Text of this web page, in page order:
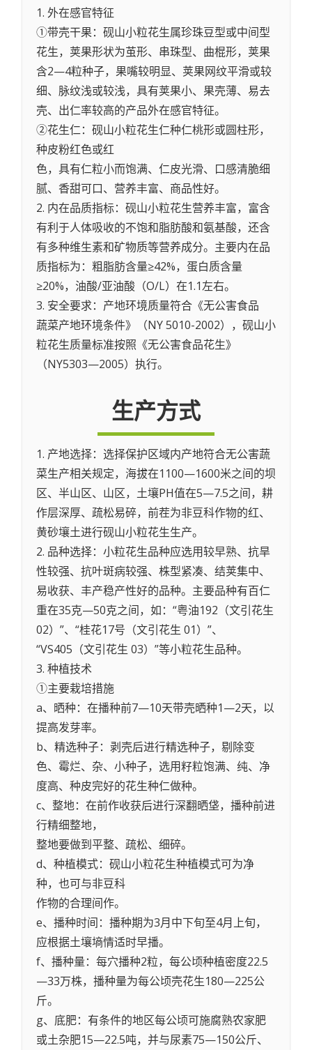
1. 外在感官特征
①带壳干果：砚山小粒花生属珍珠豆型或中间型
花生，荚果形状为茧形、串珠型、曲棍形，荚果
含2—4粒种子，果嘴较明显、荚果网纹平滑或较
细、脉纹浅或较浅，具有荚果小、果壳薄、易去
壳、出仁率较高的产品外在感官特征。
②花生仁：砚山小粒花生仁种仁桃形或圆柱形，
种皮粉红色或红
色，具有仁粒小而饱满、仁皮光滑、口感清脆细
腻、香甜可口、营养丰富、商品性好。
2. 内在品质指标：砚山小粒花生营养丰富，富含
有利于人体吸收的不饱和脂肪酸和氨基酸，还含
有多种维生素和矿物质等营养成分。主要内在品
质指标为：粗脂肪含量≥42%，蛋白质含量
≥20%，油酸/亚油酸（O/L）在1.1左右。
3. 安全要求：产地环境质量符合《无公害食品
蔬菜产地环境条件》（NY 5010-2002），砚山小
粒花生质量标准按照《无公害食品花生》
（NY5303—2005）执行。
生产方式
1. 产地选择：选择保护区域内产地符合无公害蔬
菜生产相关规定，海拔在1100—1600米之间的坝
区、半山区、山区，土壤PH值在5—7.5之间，耕
作层深厚、疏松易碎，前茬为非豆科作物的红、
黄砂壤土进行砚山小粒花生生产。
2. 品种选择：小粒花生品种应选用较早熟、抗旱
性较强、抗叶斑病较强、株型紧凑、结荚集中、
易收获、丰产稳产性好的品种。主要品种有百仁
重在35克—50克之间，如：“粤油192（文引花生
02）”、“桂花17号（文引花生 01）”、
“VS405（文引花生 03）”等小粒花生品种。
3. 种植技术
①主要栽培措施
a、晒种：在播种前7—10天带壳晒种1—2天，以
提高发芽率。
b、精选种子：剥壳后进行精选种子，剔除变
色、霉烂、杂、小种子，选用籽粒饱满、纯、净
度高、种皮完好的花生种仁做种。
c、整地：在前作收获后进行深翻晒垡，播种前进
行精细整地，
整地要做到平整、疏松、细碎。
d、种植模式：砚山小粒花生种植模式可为净
种，也可与非豆科
作物的合理间作。
e、播种时间：播种期为3月中下旬至4月上旬，
应根据土壤墒情适时早播。
f、播种量：每穴播种2粒，每公顷种植密度22.5
—33万株，播种量为每公顷壳花生180—225公
斤。
g、底肥：有条件的地区每公顷可施腐熟农家肥
或土杂肥15—22.5吨，并与尿素75—150公斤、